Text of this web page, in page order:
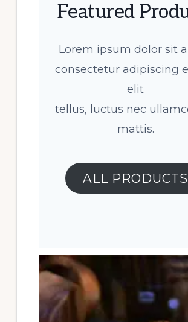
Featured
Lorem ipsum dolor sit
consectetur adipiscing
elit
tellus, luctus nec
mattis.
ALL PRODUCTS